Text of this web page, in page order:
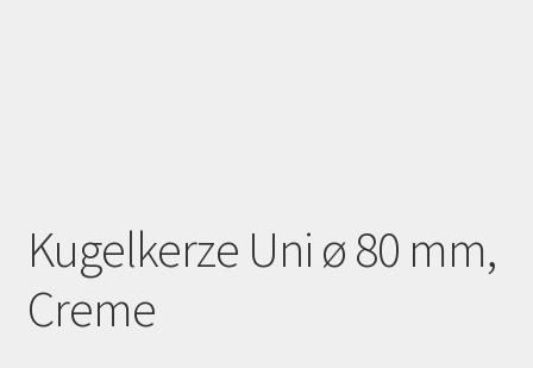
Mein Konto
My Account
Kugelkerze Uni ø 80 mm,
Creme